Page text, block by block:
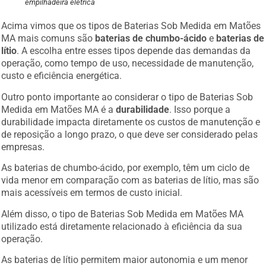
empilhadeira elétrica
Acima vimos que os tipos de Baterias Sob Medida em Matões
MA mais comuns são baterias de chumbo-ácido e baterias de
lítio. A escolha entre esses tipos depende das demandas da
operação, como tempo de uso, necessidade de manutenção,
custo e eficiência energética.
Outro ponto importante ao considerar o tipo de Baterias Sob
Medida em Matões MA é adurabilidade. Isso porque a
durabilidade impacta diretamente os custos de manutenção e
de reposição a longo prazo, o que deve ser considerado pelas
empresas.
As baterias de chumbo-ácido, por exemplo, têm um ciclo de
vida menor em comparação com as baterias de lítio, mas são
mais acessíveis em termos de custo inicial.
Além disso, o tipo de Baterias Sob Medida em Matões MA
utilizado está diretamente relacionado à eficiência da sua
operação.
As baterias de lítio permitem maior autonomia e um menor